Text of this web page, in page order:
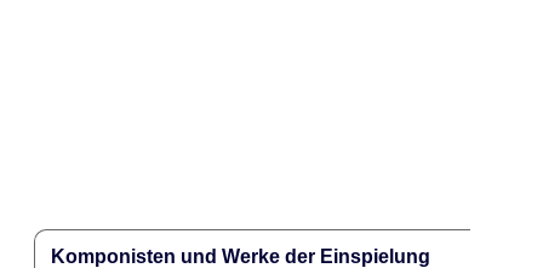
Komponisten und Werke der Einspielung